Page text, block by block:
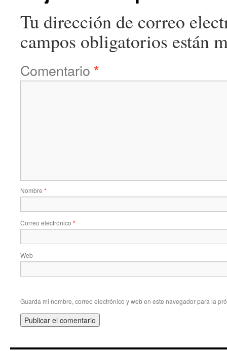
Tu dirección de correo
campos obligatorios están
Comentario *
Nombre *
Correo electrónico *
Web
Guarda mi nombre, correo electrónico y web en este navegador para la